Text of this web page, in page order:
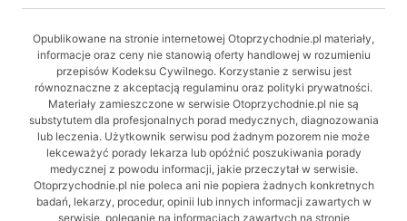
Opublikowane na stronie internetowej Otoprzychodnie.pl materiały,
informacje oraz ceny nie stanowią oferty handlowej w rozumieniu
przepisów Kodeksu Cywilnego. Korzystanie z serwisu jest
równoznaczne z akceptacją regulaminu oraz polityki prywatności.
Materiały zamieszczone w serwisie Otoprzychodnie.pl nie są
substytutem dla profesjonalnych porad medycznych, diagnozowania
lub leczenia. Użytkownik serwisu pod żadnym pozorem nie może
lekceważyć porady lekarza lub opóźnić poszukiwania porady
medycznej z powodu informacji, jakie przeczytał w serwisie.
Otoprzychodnie.pl nie poleca ani nie popiera żadnych konkretnych
badań, lekarzy, procedur, opinii lub innych informacji zawartych w
serwisie, poleganie na informacjach zawartych na stronie